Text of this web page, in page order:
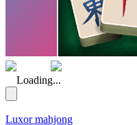
Loading...
Luxor mahjong